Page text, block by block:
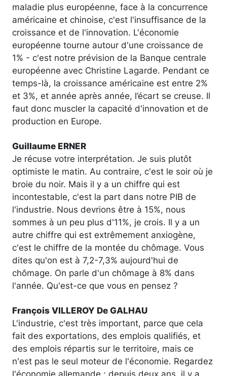
maladie plus européenne, face à la concurrence
américaine et chinoise, c'est l'insuffisance de la
croissance et de l'innovation. L'économie
européenne tourne autour d'une croissance de
1% - c'est notre prévision de la Banque centrale
européenne avec Christine Lagarde. Pendant ce
temps-là, la croissance américaine est entre 2%
et 3%, et année après année, l’écart se creuse. Il
faut donc muscler la capacité d'innovation et de
production en Europe.
Guillaume ERNER
Je récuse votre interprétation. Je suis plutôt
optimiste le matin. Au contraire, c'est le soir où je
broie du noir. Mais il y a un chiffre qui est
incontestable, c'est la part dans notre PIB de
l'industrie. Nous devrions être à 15%, nous
sommes à un peu plus d'11%, je crois. Il y a un
autre chiffre qui est extrêmement anxiogène,
c'est le chiffre de la montée du chômage. Vous
dites qu'on est à 7,2-7,3% aujourd'hui de
chômage. On parle d'un chômage à 8% dans
l'année. Qu'est-ce que vous en pensez ?
François VILLEROY De GALHAU
L'industrie, c'est très important, parce que cela
fait des exportations, des emplois qualifiés, et
des emplois répartis sur le territoire, mais ce
n'est pas le seul moteur de l'économie. Regardez
l'économie allemande : depuis deux ans, il y a